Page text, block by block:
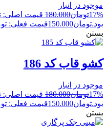
موجود در انبار
17%تومان180.000
بود.تومان150.000قیمت فعلی:
بستن
کشو قاب کد 186
موجود در انبار
17%تومان180.000
بود.تومان150.000قیمت فعلی:
بستن